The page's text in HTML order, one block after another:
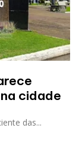
cidade
das...